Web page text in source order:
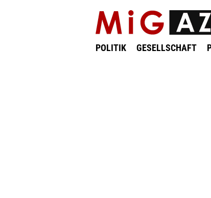
POLITIK GESELLSCHAFT